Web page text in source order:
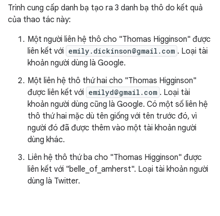
Trình cung cấp danh bạ tạo ra 3 danh bạ thô do kết quả
của thao tác này:
Một người liên hệ thô cho "Thomas Higginson" được
liên kết với emily.dickinson@gmail.com . Loại tài
khoản người dùng là Google.
Một liên hệ thô thứ hai cho "Thomas Higginson"
được liên kết với emilyd@gmail.com . Loại tài
khoản người dùng cũng là Google. Có một số liên hệ
thô thứ hai mặc dù tên giống với tên trước đó, vì
người đó đã được thêm vào một tài khoản người
dùng khác.
Liên hệ thô thứ ba cho "Thomas Higginson" được
liên kết với "belle_of_amherst". Loại tài khoản người
dùng là Twitter.